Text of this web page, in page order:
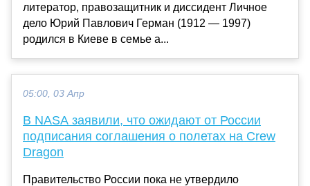
литератор, правозащитник и диссидент Личное
дело Юрий Павлович Герман (1912 — 1997)
родился в Киеве в семье а...
05:00, 03 Апр
В NASA заявили, что ожидают от России
подписания соглашения о полетах на Crew
Dragon
Правительство России пока не утвердило